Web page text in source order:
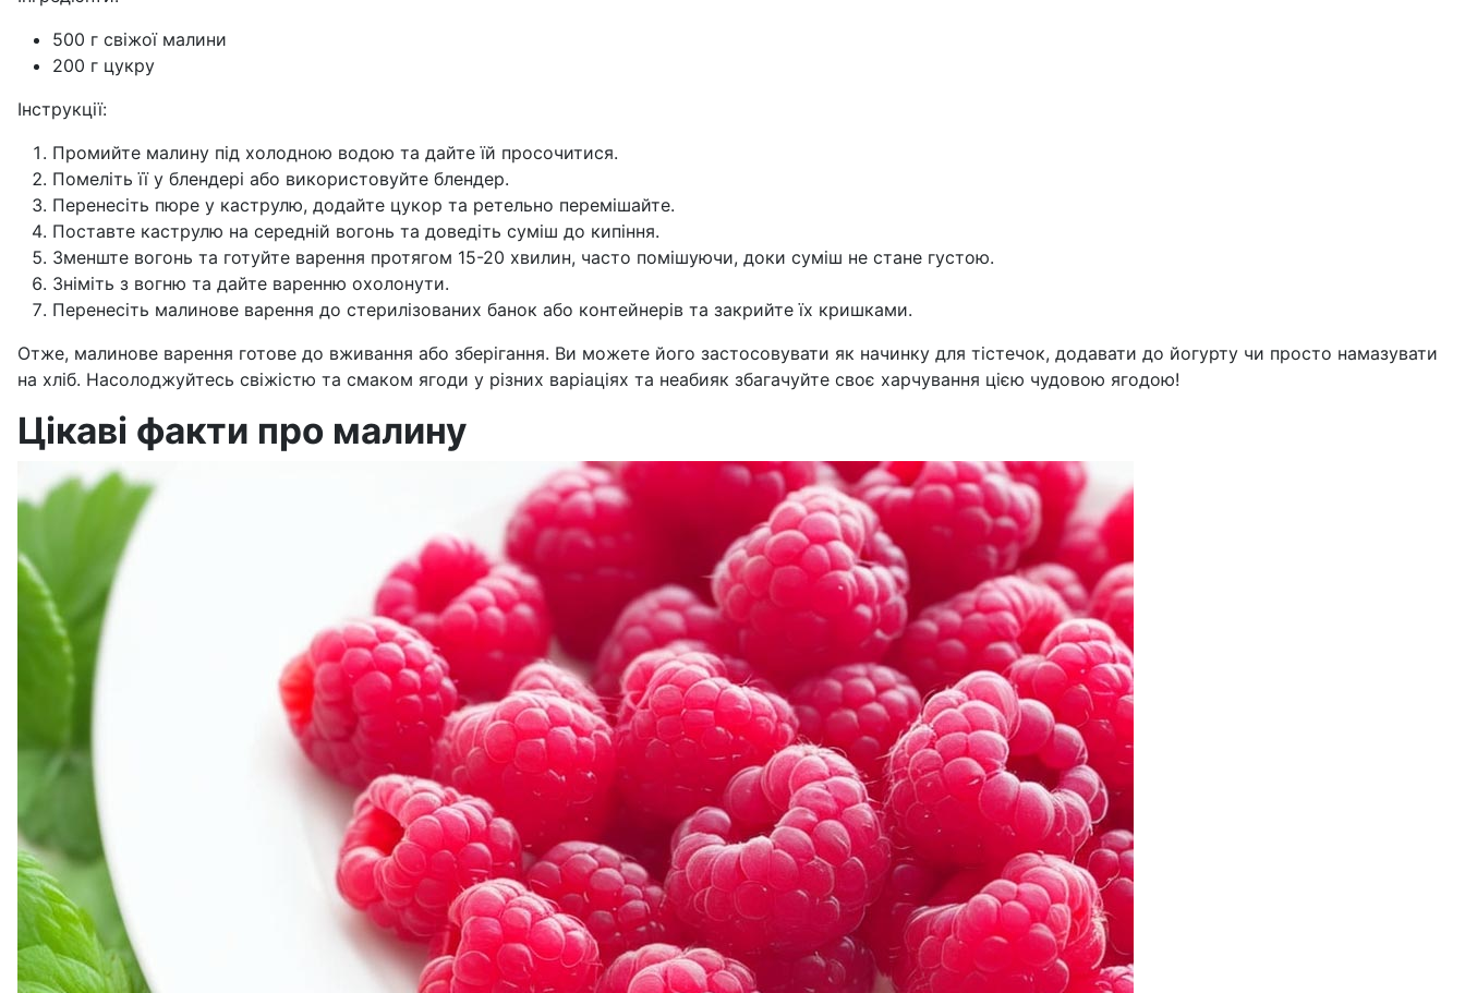
500 г свіжої малини
200 г цукру
Інструкції:
Промийте малину під холодною водою та дайте їй просочитися.
Помеліть її у блендері або використовуйте блендер.
Перенесіть пюре у каструлю, додайте цукор та ретельно перемішайте.
Поставте каструлю на середній вогонь та доведіть суміш до кипіння.
Зменште вогонь та готуйте варення протягом 15-20 хвилин, часто помішуючи, доки суміш не стане густою.
Зніміть з вогню та дайте варенню охолонути.
Перенесіть малинове варення до стерилізованих банок або контейнерів та закрийте їх кришками.
Отже, малинове варення готове до вживання або зберігання. Ви можете його застосовувати як начинку для тістечок, додавати до йогурту чи просто намазувати
на хліб. Насолоджуйтесь свіжістю та смаком ягоди у різних варіаціях та неабияк збагачуйте своє харчування цією чудовою ягодою!
Цікаві факти про малину